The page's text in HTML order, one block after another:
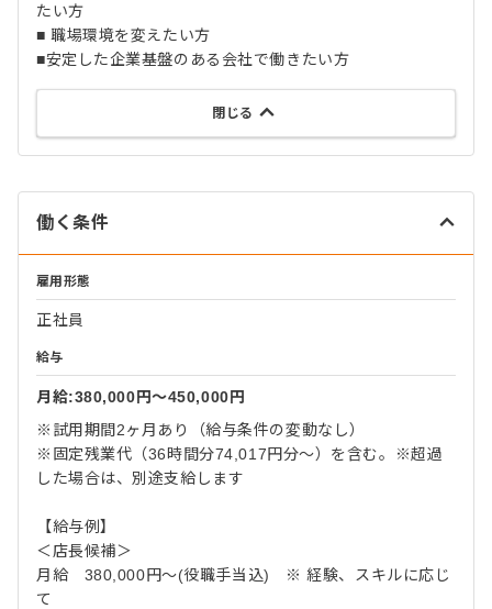
たい方
■ 職場環境を変えたい方
■安定した企業基盤のある会社で働きたい方
閉じる
働く条件
雇用形態
正社員
給与
月給:380,000円〜450,000円
※試用期間2ヶ月あり（給与条件の変動なし）
※固定残業代（36時間分74,017円分～）を含む。※超過
した場合は、別途支給します
【給与例】
＜店長候補＞
月給 380,000円〜(役職手当込) ※ 経験、スキルに応じ
て